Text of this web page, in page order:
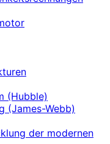
(Hubble)
(James-Webb)
der modernen